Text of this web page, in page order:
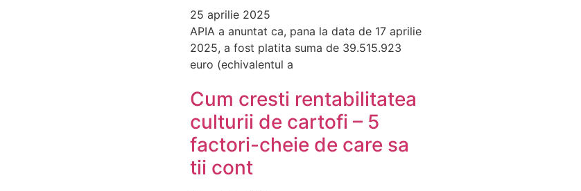
25 aprilie 2025
APIA a anuntat ca, pana la data de 17 aprilie
2025, a fost platita suma de 39.515.923
euro (echivalentul a
Cum cresti rentabilitatea
culturii de cartofi – 5
factori-cheie de care sa
tii cont